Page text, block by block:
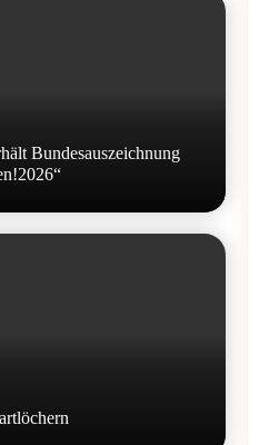
Bundesauszeichnung